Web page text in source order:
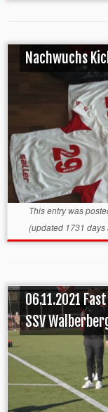
Nachwuchs
This entry was
(updated 1731 days
06.11.2021
SSV